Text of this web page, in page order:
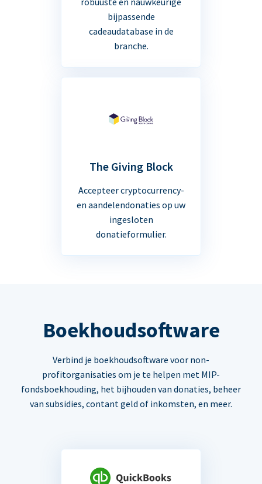
bijpassende
cadeaudatabase in de
branche.
The Giving Block
Accepteer cryptocurrency-
en aandelendonaties op uw
ingesloten
donatieformulier.
Boekhoudsoftware
Verbind je boekhoudsoftware voor non-
profitorganisaties om je te helpen met MIP-
fondsboekhouding, het bijhouden van donaties, beheer
van subsidies, contant geld of inkomsten, en meer.